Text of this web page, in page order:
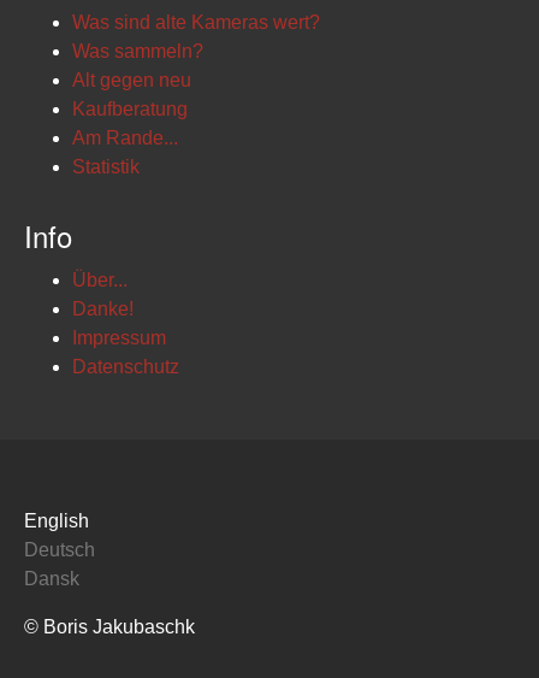
Was sind alte Kameras wert?
Was sammeln?
Alt gegen neu
Kaufberatung
Am Rande...
Statistik
Info
Über...
Danke!
Impressum
Datenschutz
English
Deutsch
Dansk
© Boris Jakubaschk